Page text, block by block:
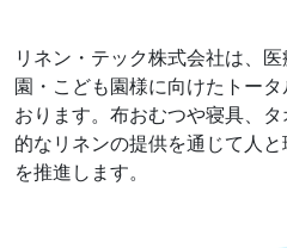
リネン・テック株式会社は、
園・こども園様に向けたトー
おります。布おむつや寝具、
的なリネンの提供を通じて人
を推進します。